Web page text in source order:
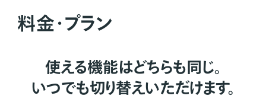
料金・プラン
使える機能はどちらも同じ。
いつでも切り替えいただけます。